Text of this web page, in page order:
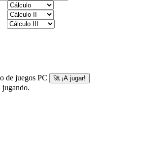
🚀 ¡A jugar!
jugando.